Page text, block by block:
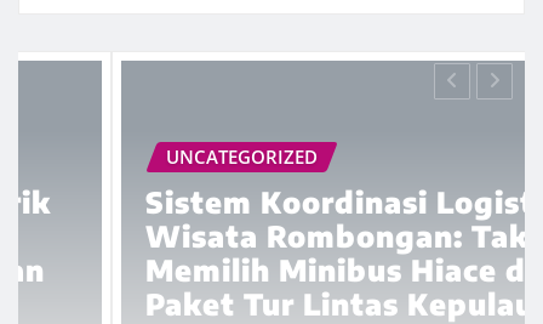
UNCATEGORIZED
Sistem Koordinasi Logistik
Wisata Rombongan: Taktik
Memilih Minibus Hiace dan
Paket Tur Lintas Kepulauan